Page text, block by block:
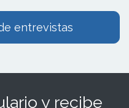
entrevistas
y recibe